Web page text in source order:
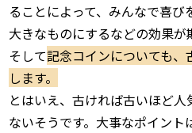
ることによって、みんなで喜び
大きなものにするなどの効果が
そして記念コインについても
します。
とはいえ、古ければ古いほど
ないそうです。大事なポイン